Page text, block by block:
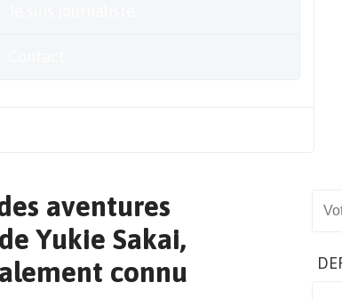
aventures
Yukie Sakai,
connu